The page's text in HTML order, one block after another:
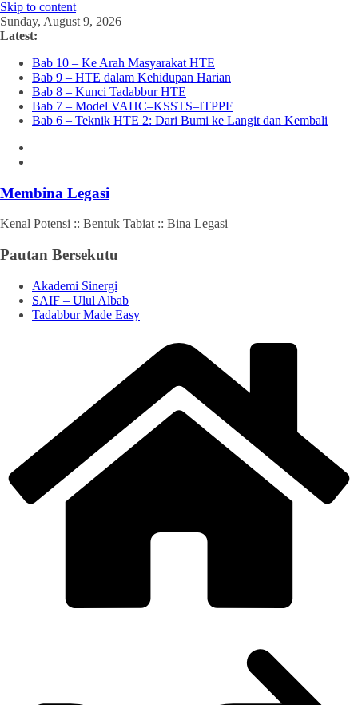
Skip to content
Sunday, August 9, 2026
Latest:
Bab 10 – Ke Arah Masyarakat HTE
Bab 9 – HTE dalam Kehidupan Harian
Bab 8 – Kunci Tadabbur HTE
Bab 7 – Model VAHC–KSSTS–ITPPF
Bab 6 – Teknik HTE 2: Dari Bumi ke Langit dan Kembali
Membina Legasi
Kenal Potensi :: Bentuk Tabiat :: Bina Legasi
Pautan Bersekutu
Akademi Sinergi
SAIF – Ulul Albab
Tadabbur Made Easy